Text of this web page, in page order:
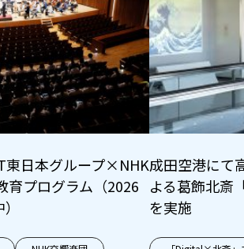
東日本グループ×NHK
育プログラム（2026
成田空港にて
よる葛飾北斎
を実施